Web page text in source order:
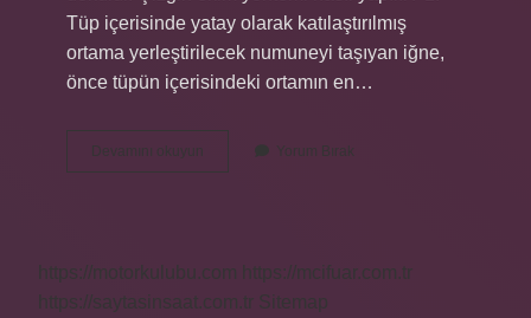
Tüp içerisinde yatay olarak katılaştırılmış
ortama yerleştirilecek numuneyi taşıyan iğne,
önce tüpün içerisindeki ortamın en…
Devamını okuyun Besiyerine
Ekim
Yorum Bırak
https://motorkulubu.com https://mcifuar.com.tr
https://saytasinsaat.com.tr Sitemap